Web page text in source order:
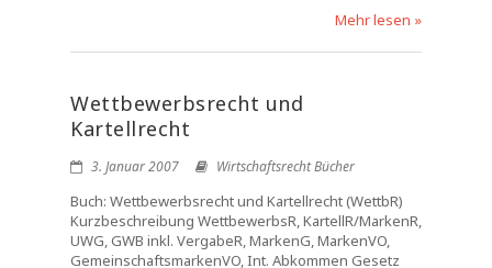
Mehr lesen »
Wettbewerbsrecht und
Kartellrecht
3. Januar 2007 Wirtschaftsrecht Bücher
Buch: Wettbewerbsrecht und Kartellrecht (WettbR)
Kurzbeschreibung WettbewerbsR, KartellR/MarkenR,
UWG, GWB inkl. VergabeR, MarkenG, MarkenVO,
GemeinschaftsmarkenVO, Int. Abkommen Gesetz